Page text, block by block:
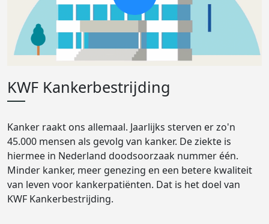
KWF Kankerbestrijding
Kanker raakt ons allemaal. Jaarlijks sterven er zo'n
45.000 mensen als gevolg van kanker. De ziekte is
hiermee in Nederland doodsoorzaak nummer één.
Minder kanker, meer genezing en een betere kwaliteit
van leven voor kankerpatiënten. Dat is het doel van
KWF Kankerbestrijding.